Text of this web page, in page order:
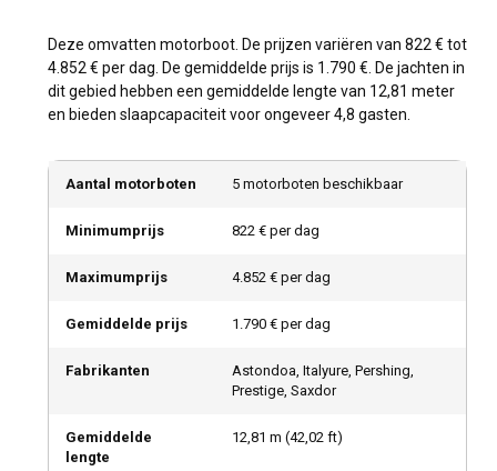
Deze omvatten motorboot. De prijzen variëren van 822 € tot
4.852 € per dag. De gemiddelde prijs is 1.790 €. De jachten in
dit gebied hebben een gemiddelde lengte van 12,81 meter
en bieden slaapcapaciteit voor ongeveer 4,8 gasten.
Aantal motorboten 5 motorboten beschikbaar
Minimumprijs 822 € per dag
Maximumprijs 4.852 € per dag
Gemiddelde prijs 1.790 € per dag
Fabrikanten
Astondoa, Italyure, Pershing,
Prestige, Saxdor
Gemiddelde
lengte
12,81 m (42,02 ft)